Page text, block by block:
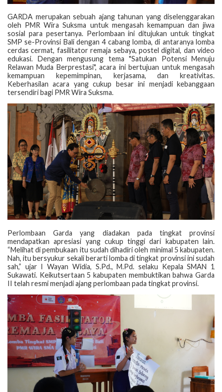
GARDA merupakan sebuah ajang tahunan yang diselenggarakan
oleh PMR Wira Suksma untuk mengasah kemampuan dan jiwa
sosial para pesertanya. Perlombaan ini ditujukan untuk tingkat
SMP se-Provinsi Bali dengan 4 cabang lomba, di antaranya lomba
cerdas cermat, fasilitator remaja sebaya, postel digital, dan video
edukasi. Dengan mengusung tema "Satukan Potensi Menuju
Relawan Muda Berprestasi", acara ini bertujuan untuk mengasah
kemampuan kepemimpinan, kerjasama, dan kreativitas.
Keberhasilan acara yang cukup besar ini menjadi kebanggaan
tersendiri bagi PMR Wira Suksma.
Perlombaan Garda yang diadakan pada tingkat provinsi
mendapatkan apresiasi yang cukup tinggi dari kabupaten lain.
“Melihat di pembukaan itu sudah dihadiri oleh minimal 5 kabupaten.
Nah, itu bersyukur sekali berarti lomba di tingkat provinsi ini sudah
sah,” ujar I Wayan Widia, S.Pd., M.Pd. selaku Kepala SMAN 1
Sukawati. Keikutsertaan 5 kabupaten membuktikan bahwa Garda
II telah resmi menjadi ajang perlombaan pada tingkat provinsi.